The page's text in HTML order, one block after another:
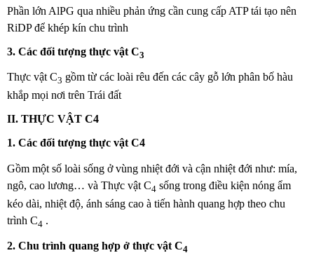
Phần lớn AlPG qua nhiều phản ứng cần cung cấp ATP tái tạo nên
RiDP để khép kín chu trình
3. Các đối tượng thực vật C3
Thực vật C3 gồm từ các loài rêu đến các cây gỗ lớn phân bố hàu
khắp mọi nơi trên Trái đất
II. THỰC VẬT C4
1. Các đối tượng thực vật C4
Gồm một số loài sống ở vùng nhiệt đới và cận nhiệt đới như: mía,
ngô, cao lương… và Thực vật C4 sống trong điều kiện nóng ẩm
kéo dài, nhiệt độ, ánh sáng cao à tiến hành quang hợp theo chu
trình C4 .
2. Chu trình quang hợp ở thực vật C4